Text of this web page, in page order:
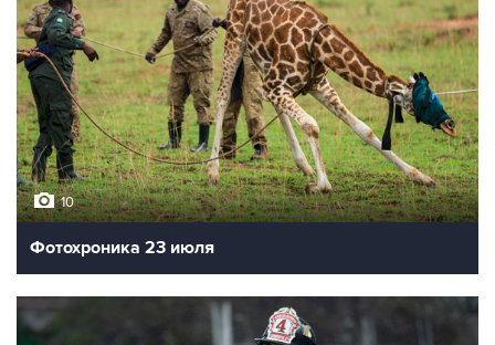
10
Фотохроника 23 июля